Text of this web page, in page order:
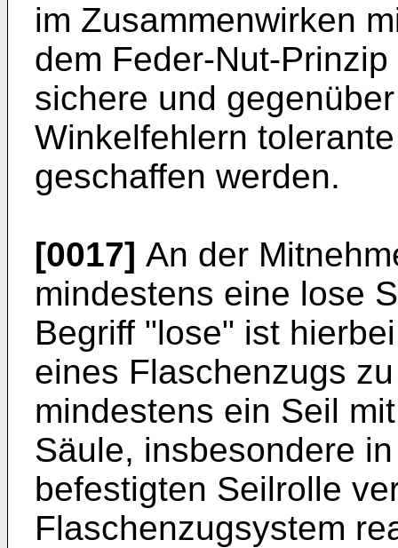
im Zusammenwirken
dem Feder-Nut-
sichere und
Winkelfehlern
geschaffen werden.
[0017] An der
mindestens eine lose
Begriff "lose" ist
eines Flaschenzugs
mindestens ein Seil
Säule, insbesondere
befestigten Seilrolle
Flaschenzugsystem